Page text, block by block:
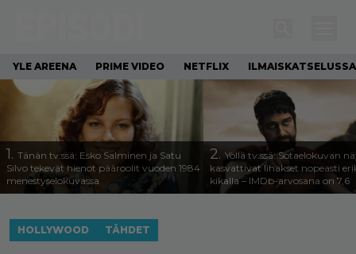
YLE AREENA PRIME VIDEO NETFLIX ILMAISKATSELUSSA
1. Tänän tv:ssä: Esko Salminen ja Satu
Silvo tekevät hienot pääroolit vuoden 1984
menestyselokuvassa
2. Yöllä tv:ssä: Sotaelokuvan
kasvattivat lihakset nopeasti
kikalla – IMDb-arvosana on 7,6
HOLLYWOOD TÄHDET